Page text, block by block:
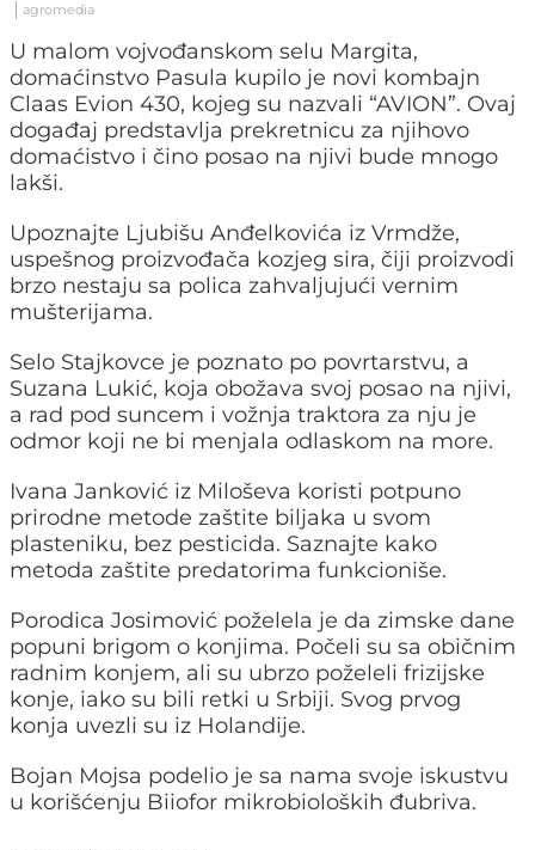
agromedia
U malom vojvođanskom selu Margita,
domaćinstvo Pasula kupilo je novi kombajn
Claas Evion 430, kojeg su nazvali “AVION”. Ovaj
događaj predstavlja prekretnicu za njihovo
domaćistvo i čino posao na njivi bude mnogo
lakši.
Upoznajte Ljubišu Anđelkovića iz Vrmdže,
uspešnog proizvođača kozjeg sira, čiji proizvodi
brzo nestaju sa polica zahvaljujući vernim
mušterijama.
Selo Stajkovce je poznato po povrtarstvu, a
Suzana Lukić, koja obožava svoj posao na njivi,
a rad pod suncem i vožnja traktora za nju je
odmor koji ne bi menjala odlaskom na more.
Ivana Janković iz Miloševa koristi potpuno
prirodne metode zaštite biljaka u svom
plasteniku, bez pesticida. Saznajte kako
metoda zaštite predatorima funkcioniše.
Porodica Josimović poželela je da zimske dane
popuni brigom o konjima. Počeli su sa običnim
radnim konjem, ali su ubrzo poželeli frizijske
konje, iako su bili retki u Srbiji. Svog prvog
konja uvezli su iz Holandije.
Bojan Mojsa podelio je sa nama svoje iskustvu
u korišćenju Biiofor mikrobioloških đubriva.